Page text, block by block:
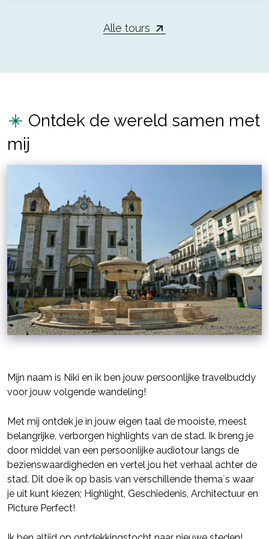
Alle tours
Ontdek de wereld samen met
mij
Mijn naam is Niki en ik ben jouw persoonlijke travelbuddy
voor jouw volgende wandeling!
Met mij ontdek je in jouw eigen taal de mooiste, meest
belangrijke, verborgen highlights van de stad. Ik breng je
door middel van een persoonlijke audiotour langs de
bezienswaardigheden en vertel jou het verhaal achter de
stad. Dit doe ik op basis van verschillende thema`s waar
je uit kunt kiezen; Highlight, Geschiedenis, Architectuur en
Picture Perfect!